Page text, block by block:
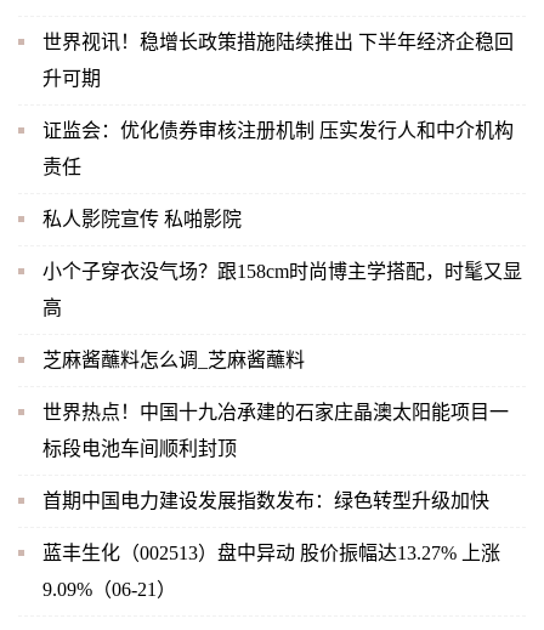
世界视讯！稳增长政策措施陆续推出 下半年经济企稳回
升可期
证监会：优化债券审核注册机制 压实发行人和中介机构
责任
私人影院宣传 私啪影院
小个子穿衣没气场？跟158cm时尚博主学搭配，时髦又显
高
芝麻酱蘸料怎么调_芝麻酱蘸料
世界热点！中国十九冶承建的石家庄晶澳太阳能项目一
标段电池车间顺利封顶
首期中国电力建设发展指数发布：绿色转型升级加快
蓝丰生化（002513）盘中异动 股价振幅达13.27% 上涨
9.09%（06-21）